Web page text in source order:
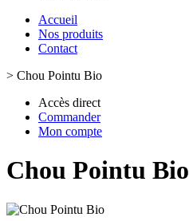
Accueil
Nos produits
Contact
> Chou Pointu Bio
Accès direct
Commander
Mon compte
Chou Pointu Bio